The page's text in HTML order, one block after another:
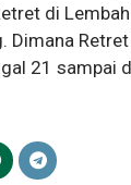
di
Dimana
21 sampai